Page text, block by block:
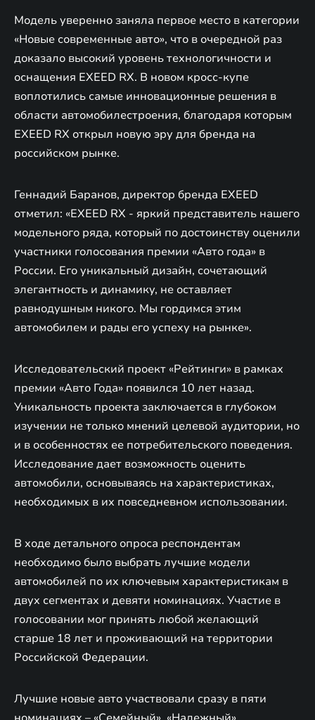
Модель уверенно заняла первое место в категории
«Новые современные авто», что в очередной раз
доказало высокий уровень технологичности и
оснащения EXEED RX. В новом кросс-купе
воплотились самые инновационные решения в
области автомобилестроения, благодаря которым
EXEED RX открыл новую эру для бренда на
российском рынке.
Геннадий Баранов, директор бренда EXEED
отметил: «EXEED RX - яркий представитель нашего
модельного ряда, который по достоинству оценили
участники голосования премии «Авто года» в
России. Его уникальный дизайн, сочетающий
элегантность и динамику, не оставляет
равнодушным никого. Мы гордимся этим
автомобилем и рады его успеху на рынке».
Исследовательский проект «Рейтинги» в рамках
премии «Авто Года» появился 10 лет назад.
Уникальность проекта заключается в глубоком
изучении не только мнений целевой аудитории, но
и в особенностях ее потребительского поведения.
Исследование дает возможность оценить
автомобили, основываясь на характеристиках,
необходимых в их повседневном использовании.
В ходе детального опроса респондентам
необходимо было выбрать лучшие модели
автомобилей по их ключевым характеристикам в
двух сегментах и девяти номинациях. Участие в
голосовании мог принять любой желающий
старше 18 лет и проживающий на территории
Российской Федерации.
Лучшие новые авто участвовали сразу в пяти